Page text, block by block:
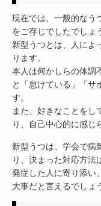
現在では、一般的なう
をご存じでしたでしょ
新型うつとは、人によ
ります。
本人は何かしらの体調
と「怠けている」「サ
す。
また、好きなことをし
り、自己中心的に感じ
新型うつは、学会で病
り、決まった対応方法
発症した人に寄り添い
大事だと言えるでしょ